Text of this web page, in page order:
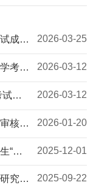
成绩
2026-03-25
考试
2026-03-12
复
2026-03-12
核结
2026-01-20
“申
2025-12-01
究生
2025-09-22